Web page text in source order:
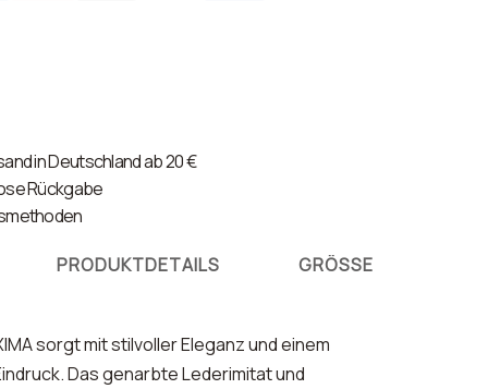
in Deutschland ab 20 €
Rückgabe
PRODUKTDETAILS GRÖSSE
sorgt mit stilvoller Eleganz und einem
Das genarbte Lederimitat und